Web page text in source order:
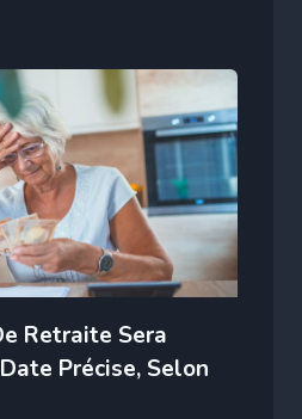
Retraite Sera
Précise, Selon